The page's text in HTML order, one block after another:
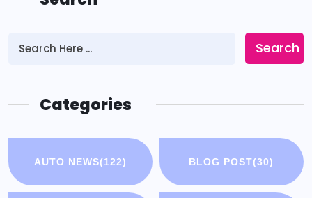
Search
Categories
AUTO NEWS(122) BLOG POST(30)